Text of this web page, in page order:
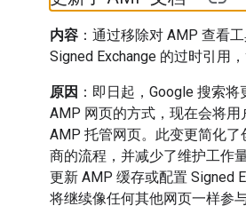
内容 ：通过移除对 AMP 查看
Signed Exchange 的过时引用
原因 ：即日起，Google 搜索
AMP 网页的方式，现在会将
AMP 托管网页。此变更简化
商的流程，并减少了维护工作
更新 AMP 缓存或配置 Signed
将继续像任何其他网页一样参与